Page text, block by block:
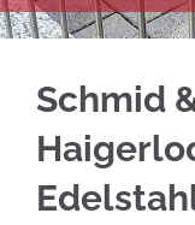
Schmid